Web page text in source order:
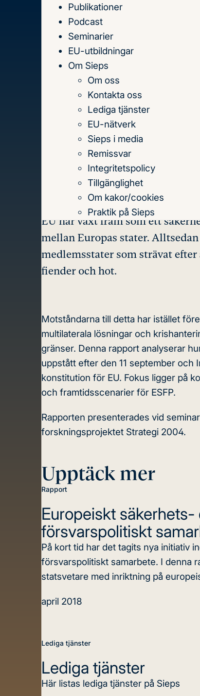
Till
innehållet
Publikationer
Podcast
Seminarier
EU-utbildningar
Om Sieps
Om oss
Kontakta oss
Lediga tjänster
EU-nätverk
Sieps i media
Remissvar
Integritetspolicy
Tillgänglighet
Om kakor/cookies
Praktik på Sieps
Publikationer2003
Innehållsförteckning
Säkerhet
av
EU har växt fram som ett
mellan Europas stater.
medlemsstater som strävat
fiender och hot.
Motståndarna till detta har istället
multilaterala lösningar och
gränser. Denna rapport analyserar
uppstått efter den 11 september
konstitution för EU. Fokus ligger på
och framtidsscenarier för ESFP.
Rapporten presenterades vid
forskningsprojektet Strategi 2004.
Upptäck mer
Rapport
Europeiskt säkerhets-
försvarspolitiskt
På kort tid har det tagits nya initiativ
försvarspolitiskt samarbete. I denna
statsvetare med inriktning på
april 2018
Lediga tjänster
Lediga tjänster
Här listas lediga tjänster på Sieps